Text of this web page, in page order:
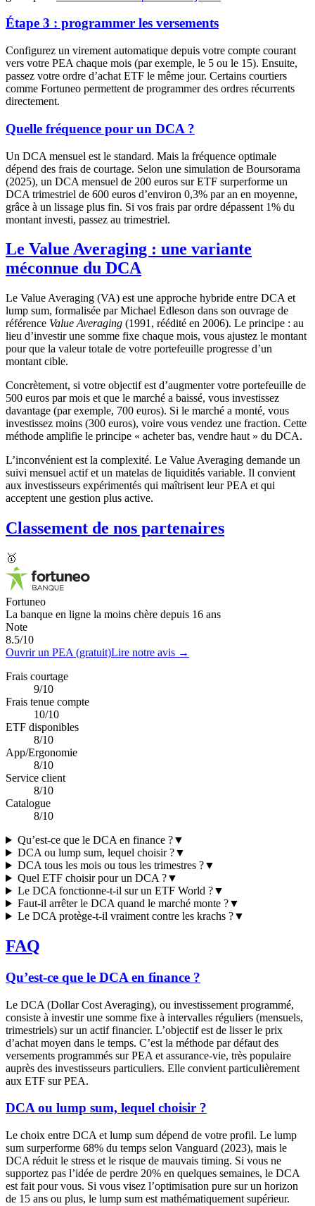
Étape 3 : programmer les versements
Configurez un virement automatique depuis votre compte courant
vers votre PEA chaque mois (par exemple, le 5 ou le 15). Ensuite,
passez votre ordre d’achat ETF le même jour. Certains courtiers
comme Fortuneo permettent de programmer des ordres récurrents
directement.
Quelle fréquence pour un DCA ?
Un DCA mensuel est le standard. Mais la fréquence optimale
dépend des frais de courtage. Selon une simulation de Boursorama
(2025), un DCA mensuel de 200 euros sur ETF surperforme un
DCA trimestriel de 600 euros d’environ 0,3% par an en moyenne,
grâce à un lissage plus fin. Si vos frais par ordre dépassent 1% du
montant investi, passez au trimestriel.
Le Value Averaging : une variante
méconnue du DCA
Le Value Averaging (VA) est une approche hybride entre DCA et
lump sum, formalisée par Michael Edleson dans son ouvrage de
référence Value Averaging (1991, réédité en 2006). Le principe : au
lieu d’investir une somme fixe chaque mois, vous ajustez le montant
pour que la valeur totale de votre portefeuille progresse d’un
montant cible.
Concrètement, si votre objectif est d’augmenter votre portefeuille de
500 euros par mois et que le marché a baissé, vous investissez
davantage (par exemple, 700 euros). Si le marché a monté, vous
investissez moins (300 euros), voire vous vendez une fraction. Cette
méthode amplifie le principe « acheter bas, vendre haut » du DCA.
L’inconvénient est la complexité. Le Value Averaging demande un
suivi mensuel actif et un matelas de liquidités variable. Il convient
aux investisseurs expérimentés qui maîtrisent leur PEA et qui
acceptent une gestion plus active.
Classement de nos partenaires
🥇
Fortuneo
La banque en ligne la moins chère depuis 16 ans
Note
8.5/10
Ouvrir un PEA (gratuit)Lire notre avis →
Frais courtage
9/10
Frais tenue compte
10/10
ETF disponibles
8/10
App/Ergonomie
8/10
Service client
8/10
Catalogue
8/10
Qu’est-ce que le DCA en finance ?▼
DCA ou lump sum, lequel choisir ?▼
DCA tous les mois ou tous les trimestres ?▼
Quel ETF choisir pour un DCA ?▼
Le DCA fonctionne-t-il sur un ETF World ?▼
Faut-il arrêter le DCA quand le marché monte ?▼
Le DCA protège-t-il vraiment contre les krachs ?▼
FAQ
Qu’est-ce que le DCA en finance ?
Le DCA (Dollar Cost Averaging), ou investissement programmé,
consiste à investir une somme fixe à intervalles réguliers (mensuels,
trimestriels) sur un actif financier. L’objectif est de lisser le prix
d’achat moyen dans le temps. C’est la méthode par défaut des
versements programmés sur PEA et assurance-vie, très populaire
auprès des investisseurs particuliers. Elle convient particulièrement
aux ETF sur PEA.
DCA ou lump sum, lequel choisir ?
Le choix entre DCA et lump sum dépend de votre profil. Le lump
sum surperforme 68% du temps selon Vanguard (2023), mais le
DCA réduit le stress et le risque de mauvais timing. Si vous ne
supportez pas l’idée de perdre 20% en quelques semaines, le DCA
est fait pour vous. Si vous visez l’optimisation pure sur un horizon
de 15 ans ou plus, le lump sum est mathématiquement supérieur.